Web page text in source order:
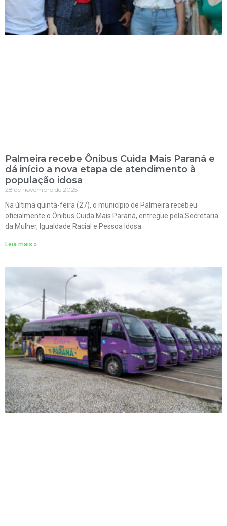
Palmeira recebe Ônibus Cuida Mais Paraná e
dá início a nova etapa de atendimento à
população idosa
28 de novembro de 2025
Na última quinta-feira (27), o município de Palmeira recebeu
oficialmente o Ônibus Cuida Mais Paraná, entregue pela Secretaria
da Mulher, Igualdade Racial e Pessoa Idosa.
Leia mais »